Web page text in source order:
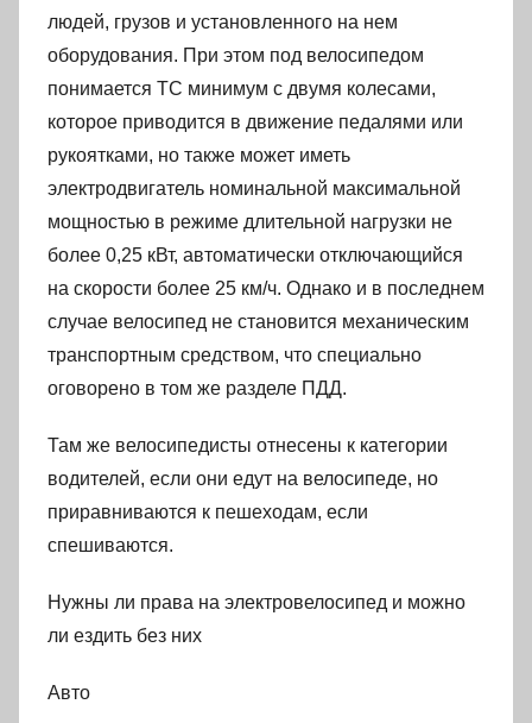
людей, грузов и установленного на нем
оборудования. При этом под велосипедом
понимается ТС минимум с двумя колесами,
которое приводится в движение педалями или
рукоятками, но также может иметь
электродвигатель номинальной максимальной
мощностью в режиме длительной нагрузки не
более 0,25 кВт, автоматически отключающийся
на скорости более 25 км/ч. Однако и в последнем
случае велосипед не становится механическим
транспортным средством, что специально
оговорено в том же разделе ПДД.
Там же велосипедисты отнесены к категории
водителей, если они едут на велосипеде, но
приравниваются к пешеходам, если
спешиваются.
Нужны ли права на электровелосипед и можно
ли ездить без них
Авто